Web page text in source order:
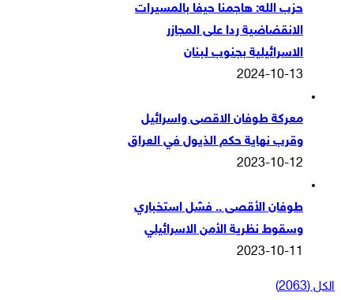
حزب الله: هاجمنا حيفا بالمسيرات
الانقضاضية ردا على المجازر
الاسرائيلية بجنوب لبنان
2024-10-13
معركة طوفان الاقصى واسرائيل
وقرب نهاية حكم الذيول في العراق
2023-10-12
طوفان الأقصى .. فشل استخباري
وسقوط نظرية الأمن الاسرائيلي
2023-10-11
الكل (2063)